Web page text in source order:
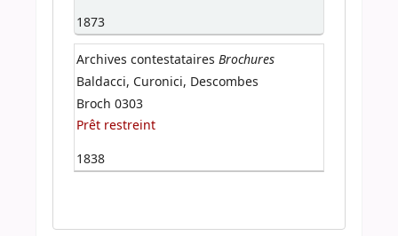
1873
Archives contestataires Brochures
Baldacci, Curonici, Descombes
Broch 0303
Prêt restreint
1838